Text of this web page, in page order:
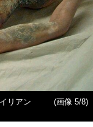
リアン
(画像 5/8)